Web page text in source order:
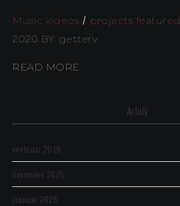
Music videos projects featured
2020 BY: getterv
READ MORE
Arhiiv
veebruar 2026
november 2025
jaanuar 2025